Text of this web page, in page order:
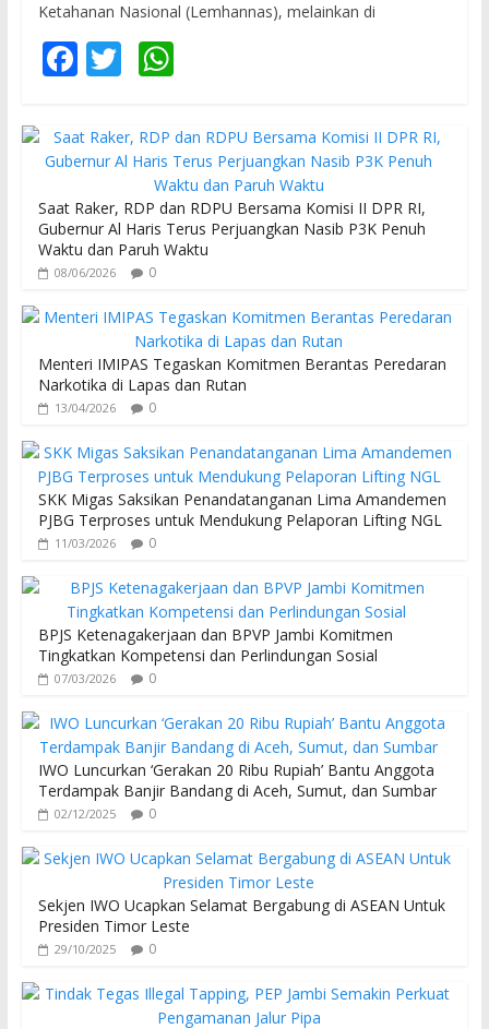
Ketahanan Nasional (Lemhannas), melainkan di
F
e
b
o
o
k
T
itt
er
W
at
s
A
p
p
Saat Raker, RDP dan RDPU Bersama Komisi II DPR RI,
Gubernur Al Haris Terus Perjuangkan Nasib P3K Penuh
Waktu dan Paruh Waktu
08/06/2026 0
Menteri IMIPAS Tegaskan Komitmen Berantas Peredaran
Narkotika di Lapas dan Rutan
13/04/2026 0
SKK Migas Saksikan Penandatanganan Lima Amandemen
PJBG Terproses untuk Mendukung Pelaporan Lifting NGL
11/03/2026 0
BPJS Ketenagakerjaan dan BPVP Jambi Komitmen
Tingkatkan Kompetensi dan Perlindungan Sosial
07/03/2026 0
IWO Luncurkan ‘Gerakan 20 Ribu Rupiah’ Bantu Anggota
Terdampak Banjir Bandang di Aceh, Sumut, dan Sumbar
02/12/2025 0
Sekjen IWO Ucapkan Selamat Bergabung di ASEAN Untuk
Presiden Timor Leste
29/10/2025 0